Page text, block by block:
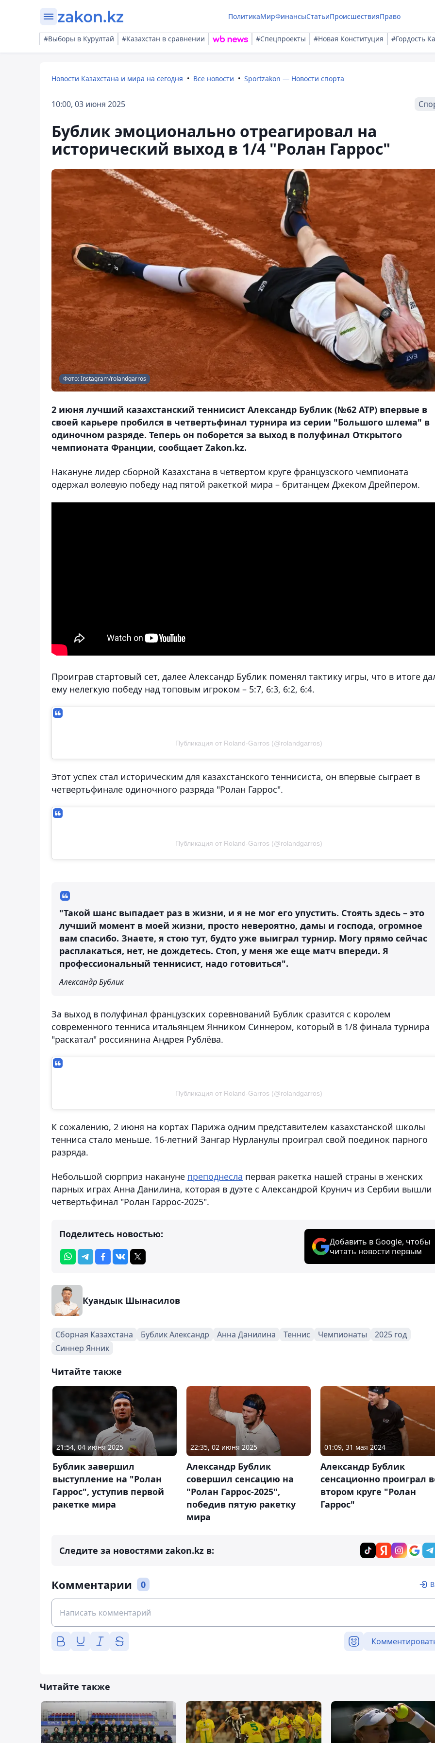
ПолитикаМирФинансыСтатьиПроисшествияПраво
#Выборы в Курултай #Казахстан в сравнении #Спецпроекты #Новая Конституция #Гордость
Новости Казахстана и мира на сегодня Все новости Sportzakon — Новости спорта
10:00, 03 июня 2025
Бублик эмоционально отреагировал на
исторический выход в 1/4 "Ролан Гаррос"
Фото: Instagram/rolandgarros
2 июня лучший казахстанский теннисист Александр Бублик (№62 ATP) впервые в
своей карьере пробился в четвертьфинал турнира из серии "Большого шлема" в
одиночном разряде. Теперь он поборется за выход в полуфинал Открытого
чемпионата Франции, сообщает Zakon.kz.
Накануне лидер сборной Казахстана в четвертом круге французского чемпионата
одержал волевую победу над пятой ракеткой мира – британцем Джеком Дрейпером.
Проиграв стартовый сет, далее Александр Бублик поменял тактику игры, что в итоге
ему нелегкую победу над топовым игроком – 5:7, 6:3, 6:2, 6:4.
Публикация от Roland-Garros (@rolandgarros)
Этот успех стал историческим для казахстанского теннисиста, он впервые сыграет в
четвертьфинале одиночного разряда "Ролан Гаррос".
Публикация от Roland-Garros (@rolandgarros)
"Такой шанс выпадает раз в жизни, и я не мог его упустить. Стоять здесь – это
лучший момент в моей жизни, просто невероятно, дамы и господа, огромное
вам спасибо. Знаете, я стою тут, будто уже выиграл турнир. Могу прямо сейчас
расплакаться, нет, не дождетесь. Стоп, у меня же еще матч впереди. Я
профессиональный теннисист, надо готовиться".
Александр Бублик
За выход в полуфинал французских соревнований Бублик сразится с королем
современного тенниса итальянцем Янником Синнером, который в 1/8 финала турнира
"раскатал" россиянина Андрея Рублёва.
Публикация от Roland-Garros (@rolandgarros)
К сожалению, 2 июня на кортах Парижа одним представителем казахстанской школы
тенниса стало меньше. 16-летний Зангар Нурланулы проиграл свой поединок парного
разряда.
Небольшой сюрприз накануне преподнесла первая ракетка нашей страны в женских
парных играх Анна Данилина, которая в дуэте с Александрой Крунич из Сербии вышли
четвертьфинал "Ролан Гаррос-2025".
Поделитесь новостью:
Добавить в Google, чтобы
читать новости первым
Куандык Шынасилов
Сборная Казахстана Бублик Александр Анна Данилина Теннис Чемпионаты
2025 год
Синнер Янник
Читайте также
21:54, 04 июня 2025
Бублик завершил
выступление на "Ролан
Гаррос", уступив первой
ракетке мира
22:35, 02 июня 2025
Александр Бублик
совершил сенсацию на
"Ролан Гаррос-2025",
победив пятую ракетку
мира
01:09, 31 мая 2024
Александр Бублик
сенсационно проиграл
втором круге "Ролан
Гаррос"
Следите за новостями zakon.kz в:
Комментарии 0
Читайте также